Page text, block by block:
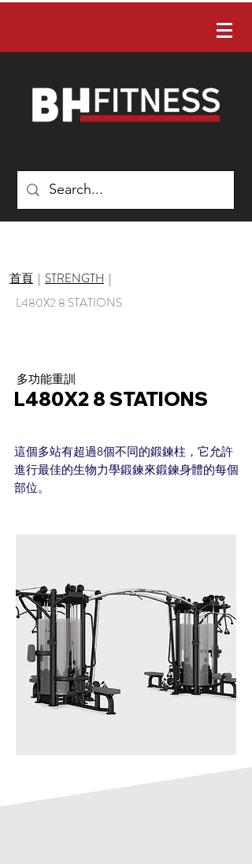
首頁 | STRENGTH |
L480X2 8 STATIONS
多功能重訓
L480X2 8 STATIONS
這個多站有超過8個不同的鍛鍊柱，它允許
進行最佳的生物力學鍛鍊來鍛鍊身體的每個
部位。